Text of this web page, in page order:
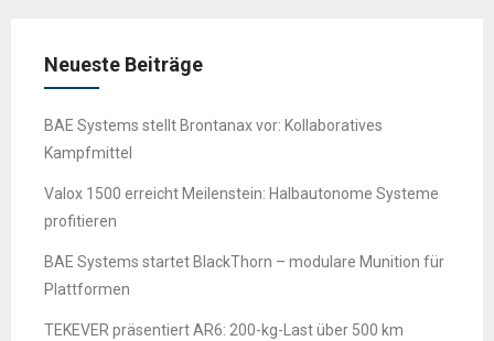
Neueste Beiträge
BAE Systems stellt Brontanax vor: Kollaboratives
Kampfmittel
Valox 1500 erreicht Meilenstein: Halbautonome Systeme
profitieren
BAE Systems startet BlackThorn – modulare Munition für
Plattformen
TEKEVER präsentiert AR6: 200-kg-Last über 500 km